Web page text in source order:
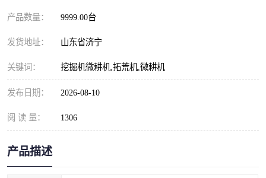
产品数量： 9999.00台
发货地址： 山东省济宁
关键词： 挖掘机微耕机,拓荒机,微耕机
发布日期： 2026-08-10
阅 读 量： 1306
产品描述
挖掘机破碎斗